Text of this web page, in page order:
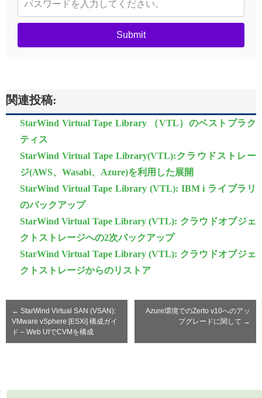
Submit
関連投稿:
StarWind Virtual Tape Library （VTL）のベストプラク
ティス
StarWind Virtual Tape Library(VTL):クラウドストレー
ジ(AWS、Wasabi、Azure)を利用した展開
StarWind Virtual Tape Library (VTL): IBM i ライブラリ
のバックアップ
StarWind Virtual Tape Library (VTL): クラウドオブジェ
クトストレージへの2次バックアップ
StarWind Virtual Tape Library (VTL): クラウドオブジェ
クトストレージからのリストア
← StarWind Virtual SAN (VSAN):
VMware vSphere [ESXi] 構成ガイ
ド – Web UIでCVMを構成
Azure環境でのZerto v10へのアッ
プグレードに関して →